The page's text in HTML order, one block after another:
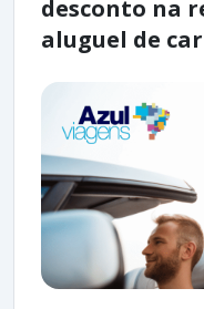
desconto na
aluguel de